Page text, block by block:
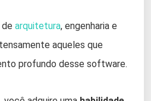
arquitetura, engenharia e
aqueles que
profundo desse software.